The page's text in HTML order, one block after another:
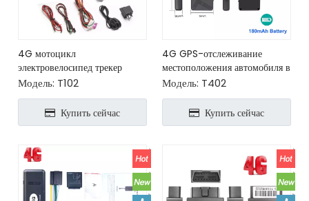
4G мотоцикл
электровелосипед трекер
безопасности GPS устройство
слежения
Модель: T102
Купить сейчас
4G GPS-отслеживание
местоположения автомобиля в
реальном времени с
обнаружением ACC
Модель: T402
Купить сейчас